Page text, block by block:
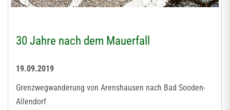
30 Jahre nach dem Mauerfall
19.09.2019
Grenzwegwanderung von Arenshausen nach Bad Sooden-
Allendorf